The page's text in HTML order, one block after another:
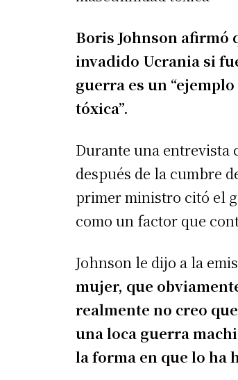
Boris Johnson
invadido Ucrania si
guerra es un
tóxica”.
Durante una entrevista
después de la cumbre
primer ministro citó el
como un factor que
Johnson le dijo a la
mujer, que
realmente no creo
una loca guerra
la forma en que lo ha